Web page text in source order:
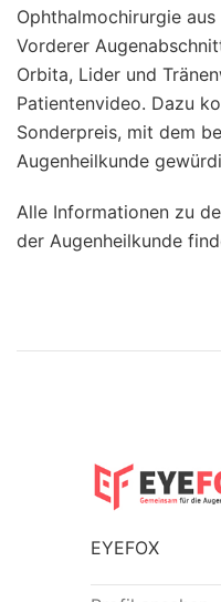
Ophthalmochirurgie
Vorderer
Orbita, Lider und
Patientenvideo. Dazu
Sonderpreis, mit dem
Augenheilkunde
Alle Informationen zu
der Augenheilkunde
EYEFOX